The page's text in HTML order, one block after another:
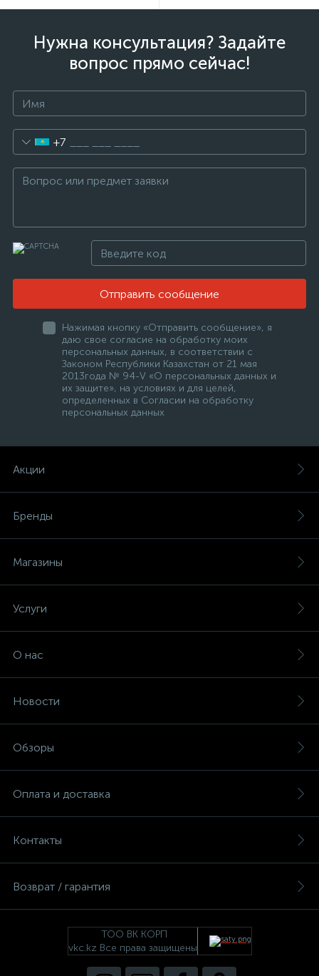
Нужна консультация? Задайте
вопрос прямо сейчас!
+7
Отправить сообщение
Нажимая кнопку «Отправить сообщение», я
даю свое согласие на обработку моих
персональных данных, в соответствии с
Законом Республики Казахстан от 21 мая
2013года № 94-V «О персональных данных и
их защите», на условиях и для целей,
определенных в Согласии на обработку
персональных данных
Акции
Бренды
Магазины
Услуги
О нас
Новости
Обзоры
Оплата и доставка
Контакты
Возврат / гарантия
ТОО ВК КОРП
vkc.kz Все права защищены